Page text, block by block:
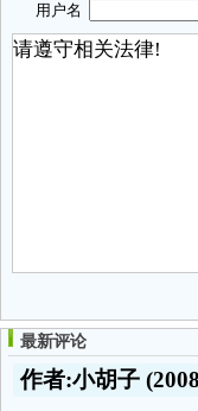
用户名
最新评论
作者:小胡子